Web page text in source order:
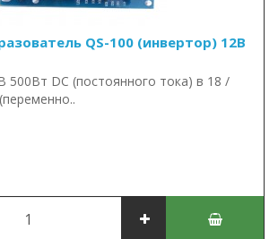
QS-100 (инвертор) 12В
500Вт DC (постоянного тока) в 18 /